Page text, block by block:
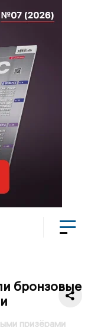
бронзовые
призёрами